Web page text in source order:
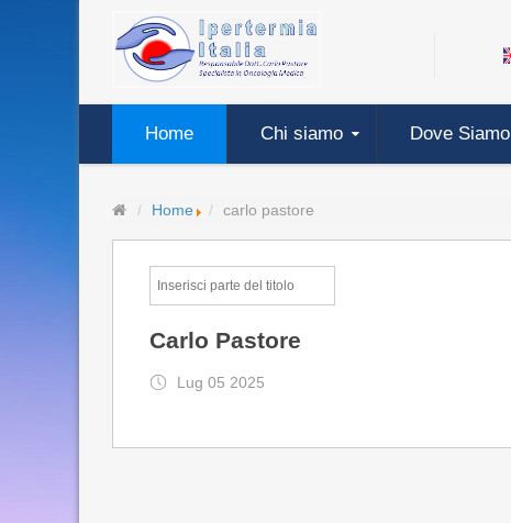
Home Chi siamo Dove Siamo
Home carlo pastore
Carlo Pastore
Lug 05 2025